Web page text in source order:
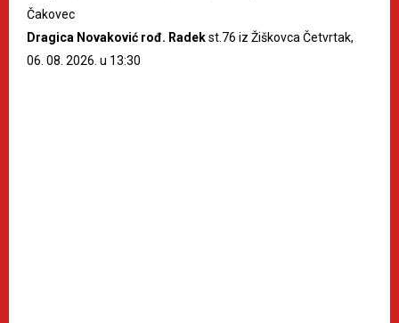
Čakovec
Dragica Novaković rođ. Radekst.76 iz Žiškovca Četvrtak,
06. 08. 2026. u 13:30